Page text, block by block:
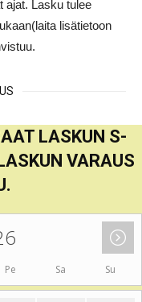
ajat. Lasku tulee
lisätietoon
LASKUN S-
VARAUS
Pe Sa Su